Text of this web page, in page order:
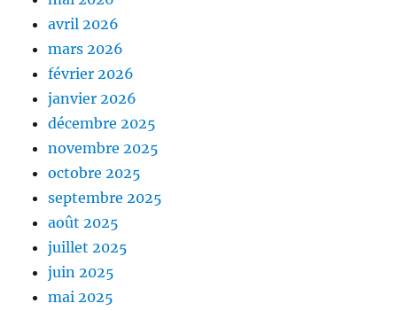
avril 2026
mars 2026
février 2026
janvier 2026
décembre 2025
novembre 2025
octobre 2025
septembre 2025
août 2025
juillet 2025
juin 2025
mai 2025